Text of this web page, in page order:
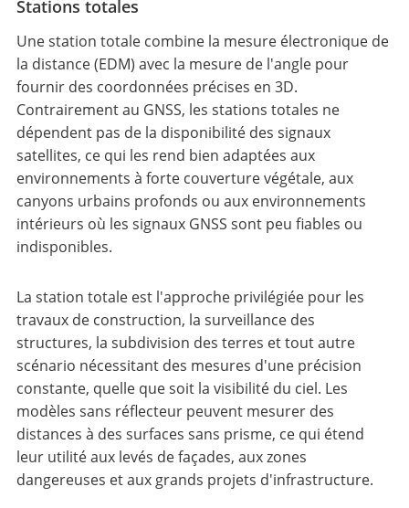
Stations totales
Une station totale combine la mesure électronique de
la distance (EDM) avec la mesure de l'angle pour
fournir des coordonnées précises en 3D.
Contrairement au GNSS, les stations totales ne
dépendent pas de la disponibilité des signaux
satellites, ce qui les rend bien adaptées aux
environnements à forte couverture végétale, aux
canyons urbains profonds ou aux environnements
intérieurs où les signaux GNSS sont peu fiables ou
indisponibles.
La station totale est l'approche privilégiée pour les
travaux de construction, la surveillance des
structures, la subdivision des terres et tout autre
scénario nécessitant des mesures d'une précision
constante, quelle que soit la visibilité du ciel. Les
modèles sans réflecteur peuvent mesurer des
distances à des surfaces sans prisme, ce qui étend
leur utilité aux levés de façades, aux zones
dangereuses et aux grands projets d'infrastructure.